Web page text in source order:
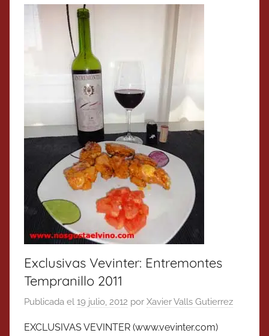
Exclusivas Vevinter: Entremontes
Tempranillo 2011
Publicada el 19 julio, 2012 por Xavier Valls Gutierrez
EXCLUSIVAS VEVINTER (www.vevinter.com)